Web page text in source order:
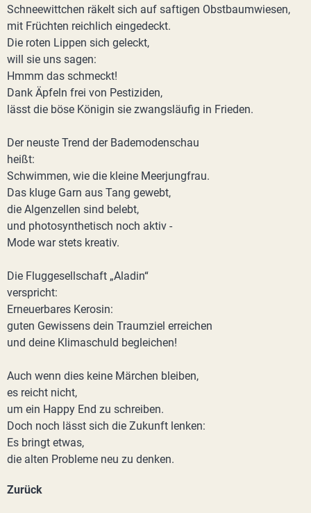
Schneewittchen räkelt sich auf saftigen Obstbaumwiesen,
mit Früchten reichlich eingedeckt.
Die roten Lippen sich geleckt,
will sie uns sagen:
Hmmm das schmeckt!
Dank Äpfeln frei von Pestiziden,
lässt die böse Königin sie zwangsläufig in Frieden.
Der neuste Trend der Bademodenschau
heißt:
Schwimmen, wie die kleine Meerjungfrau.
Das kluge Garn aus Tang gewebt,
die Algenzellen sind belebt,
und photosynthetisch noch aktiv -
Mode war stets kreativ.
Die Fluggesellschaft „Aladin“
verspricht:
Erneuerbares Kerosin:
guten Gewissens dein Traumziel erreichen
und deine Klimaschuld begleichen!
Auch wenn dies keine Märchen bleiben,
es reicht nicht,
um ein Happy End zu schreiben.
Doch noch lässt sich die Zukunft lenken:
Es bringt etwas,
die alten Probleme neu zu denken.
Zurück